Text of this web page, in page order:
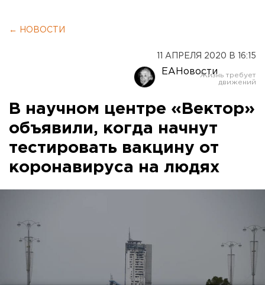
← НОВОСТИ
11 АПРЕЛЯ 2020 В 16:15
ЕАНовости
В научном центре «Вектор»
объявили, когда начнут
тестировать вакцину от
коронавируса на людях